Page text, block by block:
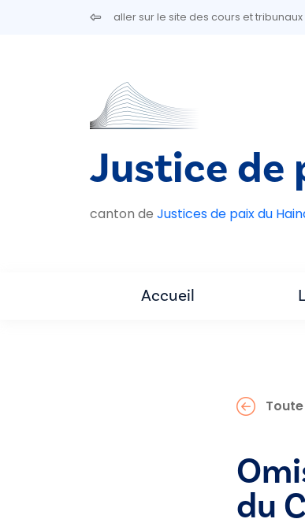
Aller au contenu principalaller sur le site des cours et tribunaux
Justice de
canton de Justices de paix du
Accueil
du